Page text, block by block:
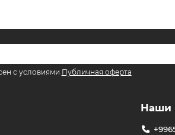
с условиями Публичная оферта
Наши